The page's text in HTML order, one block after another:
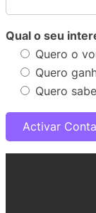
Qual o seu
Quero o
Quero
Quero